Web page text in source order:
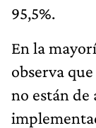
95,5%.
En la
observa
no están de